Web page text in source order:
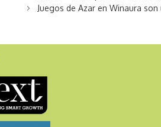
Juegos de Azar en Winaura